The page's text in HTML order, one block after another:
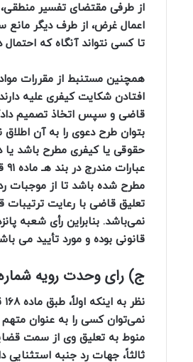
از طرفی مقتضای تفسیر
اعمال غرض، از طرف دیگر مانع
تا کسی نتواند آنگاه که
افتادن شکایت کیفری علیه
قاضی و سپس اتخاذ تصمیم
مطرح شده باشد تا از موجبات
نمی‌باشد. بنابراین رأی شعبه
قانونی بوده و مورد تأیید می
ج) رای وحدت‌ رویه شماره 828 ـ ۱۴۰۱/۱۱/۱۱ هیأت‌ عمومی دیوان ‌عالی
منوط به تعلیق وی از سمت
ثالثاً، جهات رد جنبه